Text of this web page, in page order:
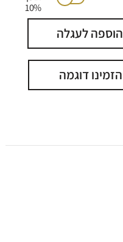
10%
הוספה לעגלה
הזמינו דוגמה